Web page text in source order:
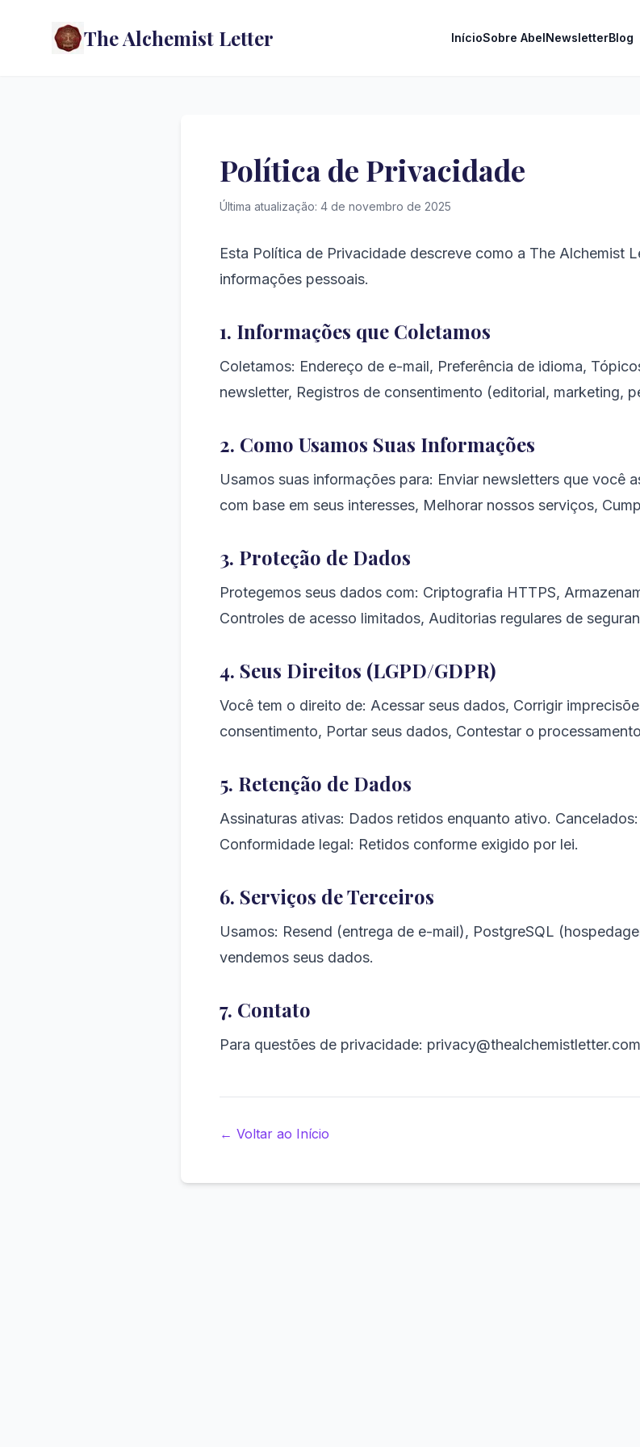
The Alchemist Letter InícioSobre AbelNewsletterBlog
Política de Privacidade
Última atualização: 4 de novembro de 2025
Esta Política de Privacidade descreve como a The Alchemist
informações pessoais.
1. Informações que Coletamos
Coletamos: Endereço de e-mail, Preferência de idioma,
newsletter, Registros de consentimento (editorial, marketing,
2. Como Usamos Suas Informações
Usamos suas informações para: Enviar newsletters que você
com base em seus interesses, Melhorar nossos serviços,
3. Proteção de Dados
Protegemos seus dados com: Criptografia HTTPS,
Controles de acesso limitados, Auditorias regulares de
4. Seus Direitos (LGPD/GDPR)
Você tem o direito de: Acessar seus dados, Corrigir
consentimento, Portar seus dados, Contestar o processamento
5. Retenção de Dados
Assinaturas ativas: Dados retidos enquanto ativo.
Conformidade legal: Retidos conforme exigido por lei.
6. Serviços de Terceiros
Usamos: Resend (entrega de e-mail), PostgreSQL
vendemos seus dados.
7. Contato
Para questões de privacidade: privacy@thealchemistletter.com
← Voltar ao Início